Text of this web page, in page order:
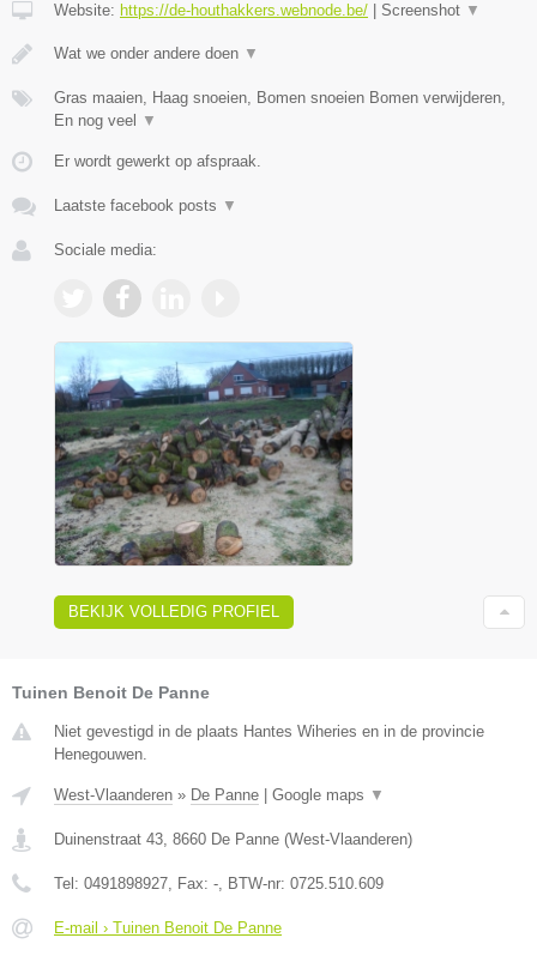
Website: https://de-houthakkers.webnode.be/ Screenshot ▼
Wat we onder andere doen ▼
Gras maaien, Haag snoeien, Bomen snoeien Bomen verwijderen,
En nog veel
▼
Er wordt gewerkt op afspraak.
Laatste facebook posts ▼
Sociale media:
BEKIJK VOLLEDIG PROFIEL
Tuinen Benoit De Panne
Niet gevestigd in de plaats Hantes Wiheries en in de provincie
Henegouwen.
West-Vlaanderen » De Panne Google maps ▼
Duinenstraat 43 8660 De Panne (West-Vlaanderen)
Tel: 0491898927 , Fax: - , BTW-nr: 0725.510.609
E-mail › Tuinen Benoit De Panne